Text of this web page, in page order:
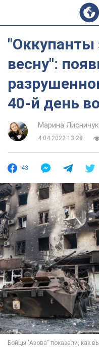
"Оккупанты
весну":
40-й день
Марина Лисничук
4.04.2022 13:28
43